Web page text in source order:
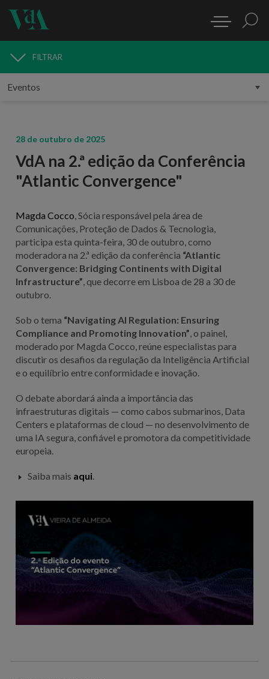
MEDIA
FILTRAR
28 de outubro de 2025
VdA na 2.ª edição da Conferência
"Atlantic Convergence"
Magda Cocco , Sócia responsável pela área de
Comunicações, Proteção de Dados & Tecnologia,
participa esta quinta-feira, 30 de outubro, como
moderadora na 2.ª edição da conferência “Atlantic
Convergence: Bridging Continents with Digital
Infrastructure” , que decorre em Lisboa de 28 a 30 de
outubro.
Sob o tema “Navigating AI Regulation: Ensuring
Compliance and Promoting Innovation” , o painel,
moderado por Magda Cocco, reúne especialistas para
discutir os desafios da regulação da Inteligência Artificial
e o equilíbrio entre conformidade e inovação.
O debate abordará ainda a importância das
infraestruturas digitais — como cabos submarinos, Data
Centers e plataformas de cloud — no desenvolvimento de
uma IA segura, confiável e promotora da competitividade
europeia.
Saiba mais aqui.